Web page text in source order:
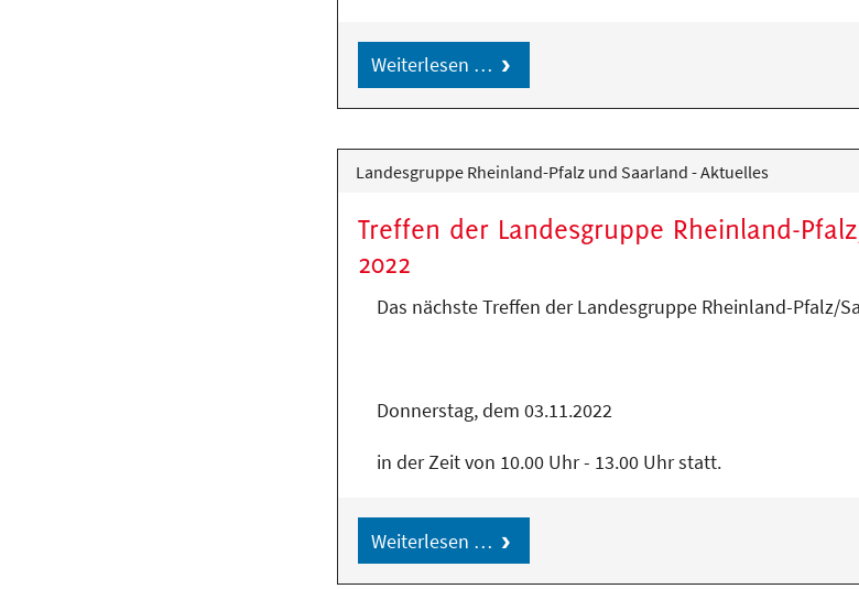
Weiterlesen …
Landesgruppe Rheinland-Pfalz und Saarland - Aktuelles
Treffen der Landesgruppe Rheinland-
2022
Das nächste Treffen der Landesgruppe Rheinland-Pfalz/
Donnerstag, dem 03.11.2022
in der Zeit von 10.00 Uhr - 13.00 Uhr statt.
Weiterlesen …